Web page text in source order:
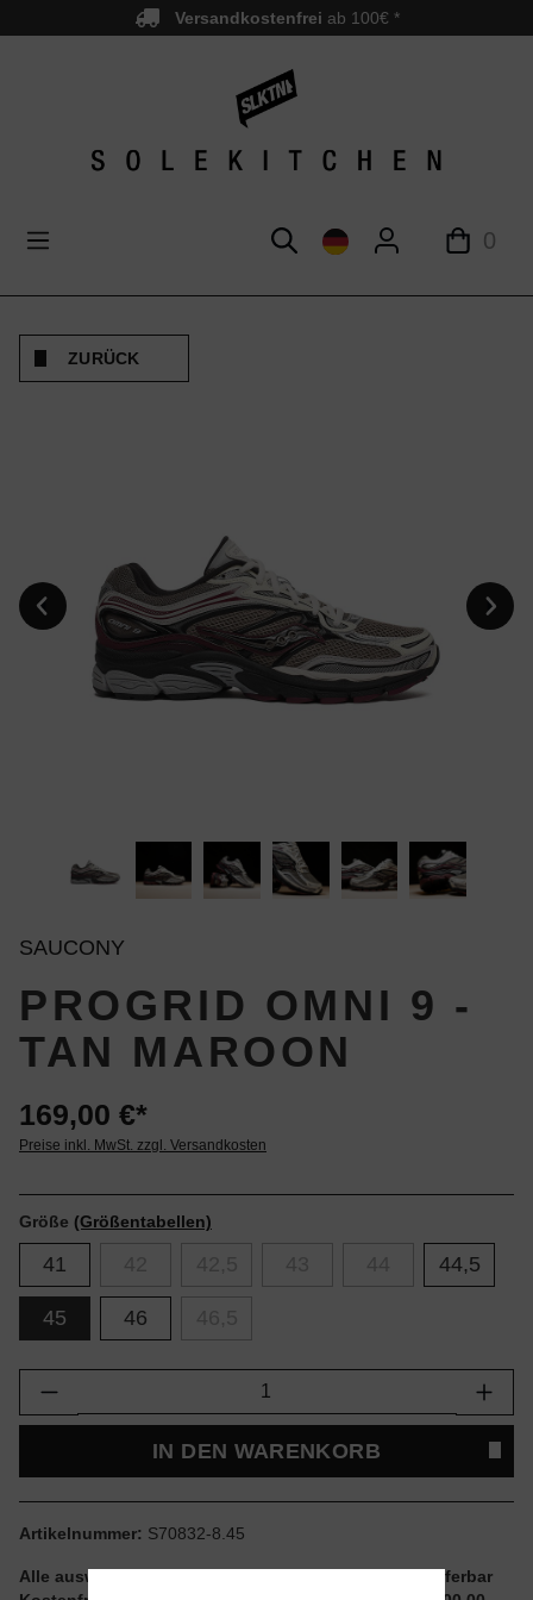
springen Versandkostenfrei ab 100€ *
0
ZURÜCK
SAUCONY
PROGRID OMNI 9 -
TAN MAROON
169,00 €*
Preise inkl. MwSt. zzgl. Versandkosten
Größe (Größentabellen)
41 44,5
45 46
Produkt Anzahl: Gib den gewünschten
IN DEN WARENKORB
Artikelnummer: S70832-8.45
Alle auswählbaren Größen und Artikel sind sofort lieferbar